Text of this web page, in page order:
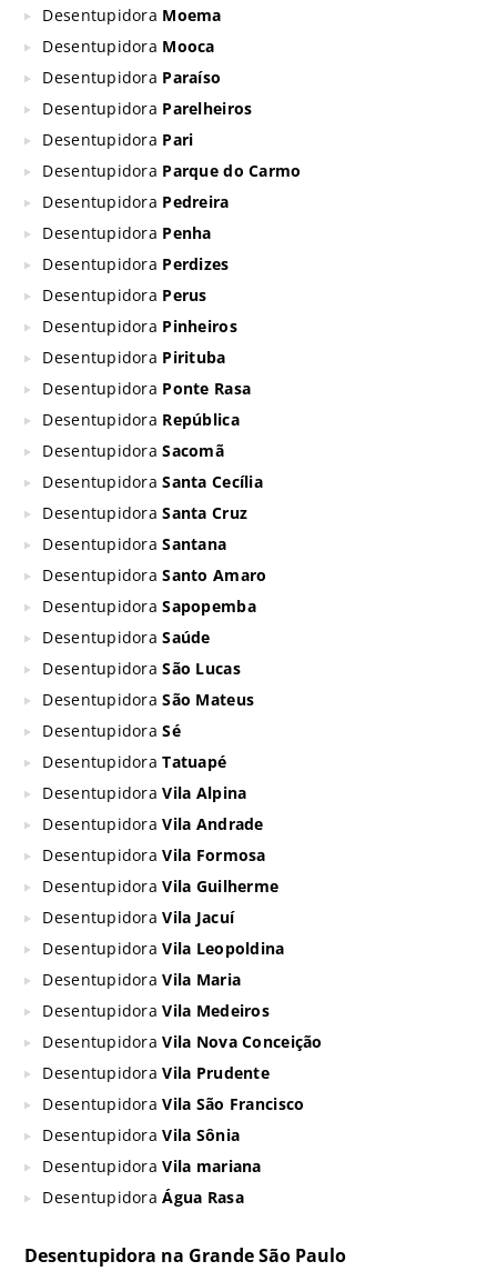
Desentupidora Moema
Desentupidora Mooca
Desentupidora Paraíso
Desentupidora Parelheiros
Desentupidora Pari
Desentupidora Parque do Carmo
Desentupidora Pedreira
Desentupidora Penha
Desentupidora Perdizes
Desentupidora Perus
Desentupidora Pinheiros
Desentupidora Pirituba
Desentupidora Ponte Rasa
Desentupidora República
DesentupidoraSacomã
DesentupidoraSanta Cecília
DesentupidoraSanta Cruz
DesentupidoraSantana
DesentupidoraSanto Amaro
DesentupidoraSapopemba
DesentupidoraSaúde
DesentupidoraSão Lucas
DesentupidoraSão Mateus
DesentupidoraSé
DesentupidoraTatuapé
DesentupidoraVila Alpina
DesentupidoraVila Andrade
DesentupidoraVila Formosa
DesentupidoraVila Guilherme
DesentupidoraVila Jacuí
DesentupidoraVila Leopoldina
DesentupidoraVila Maria
DesentupidoraVila Medeiros
DesentupidoraVila Nova Conceição
DesentupidoraVila Prudente
DesentupidoraVila São Francisco
DesentupidoraVila Sônia
DesentupidoraVila mariana
DesentupidoraÁgua Rasa
Desentupidora na Grande São Paulo